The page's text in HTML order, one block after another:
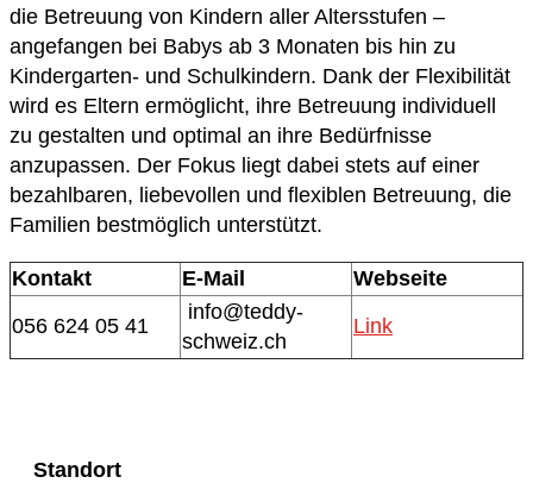
die Betreuung von Kindern aller Altersstufen –
angefangen bei Babys ab 3 Monaten bis hin zu
Kindergarten- und Schulkindern. Dank der Flexibilität
wird es Eltern ermöglicht, ihre Betreuung individuell
zu gestalten und optimal an ihre Bedürfnisse
anzupassen. Der Fokus liegt dabei stets auf einer
bezahlbaren, liebevollen und flexiblen Betreuung, die
Familien bestmöglich unterstützt.
Kontakt E-Mail
Webseite
056 624 05 41
info@teddy-
schweiz.ch
Link
Standort